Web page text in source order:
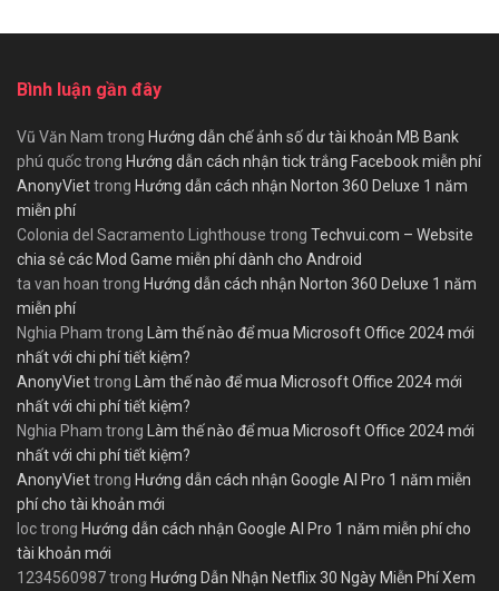
Bình luận gần đây
Vũ Văn Nam trong Hướng dẫn chế ảnh số dư tài khoản MB Bank
phú quốctrong Hướng dẫn cách nhận tick trắng Facebook miễn phí
AnonyViettrong Hướng dẫn cách nhận Norton 360 Deluxe 1 năm
miễn phí
Colonia del Sacramento Lighthouse trong Techvui.com – Website
chia sẻ các Mod Game miễn phí dành cho Android
ta van hoan trong Hướng dẫn cách nhận Norton 360 Deluxe 1 năm
miễn phí
Nghia Pham trong Làm thế nào để mua Microsoft Office 2024 mới
nhất với chi phí tiết kiệm?
AnonyViettrong Làm thế nào để mua Microsoft Office 2024 mới
nhất với chi phí tiết kiệm?
Nghia Pham trong Làm thế nào để mua Microsoft Office 2024 mới
nhất với chi phí tiết kiệm?
AnonyViettrong Hướng dẫn cách nhận Google AI Pro 1 năm miễn
phí cho tài khoản mới
loctrong Hướng dẫn cách nhận Google AI Pro 1 năm miễn phí cho
tài khoản mới
1234560987trong Hướng Dẫn Nhận Netflix 30 Ngày Miễn Phí Xem